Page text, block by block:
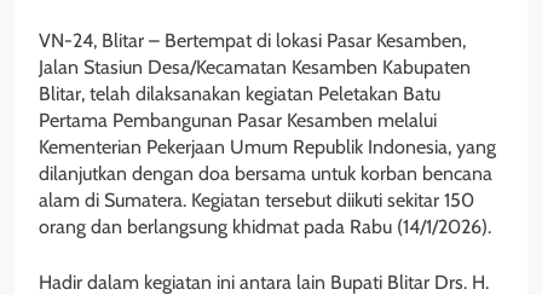
VN-24, Blitar – Bertempat di lokasi Pasar Kesamben,
Jalan Stasiun Desa/Kecamatan Kesamben Kabupaten
Blitar, telah dilaksanakan kegiatan Peletakan Batu
Pertama Pembangunan Pasar Kesamben melalui
Kementerian Pekerjaan Umum Republik Indonesia, yang
dilanjutkan dengan doa bersama untuk korban bencana
alam di Sumatera. Kegiatan tersebut diikuti sekitar 150
orang dan berlangsung khidmat pada Rabu (14/1/2026).
Hadir dalam kegiatan ini antara lain Bupati Blitar Drs. H.